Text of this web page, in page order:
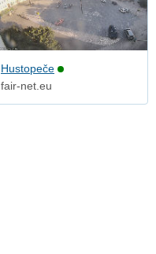
Hustopeče
fair-net.eu